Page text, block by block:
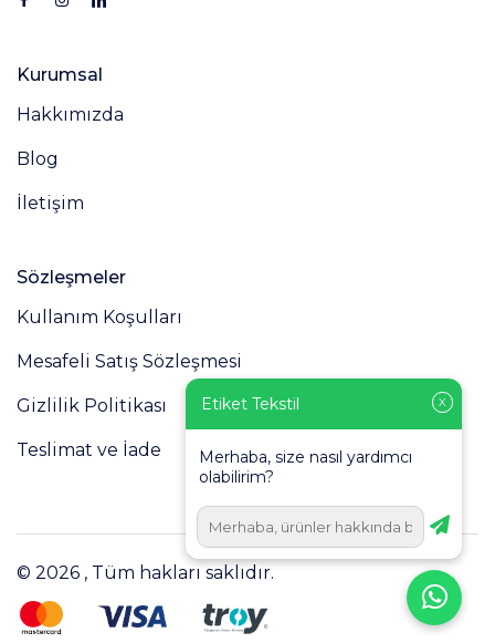
Kurumsal
Hakkımızda
Blog
İletişim
Sözleşmeler
Kullanım Koşulları
Mesafeli Satış Sözleşmesi
Gizlilik Politikası
Teslimat ve İade
© 2026 , Tüm hakları saklıdır.
X
Etiket Tekstil
Merhaba, size nasıl yardımcı
olabilirim?